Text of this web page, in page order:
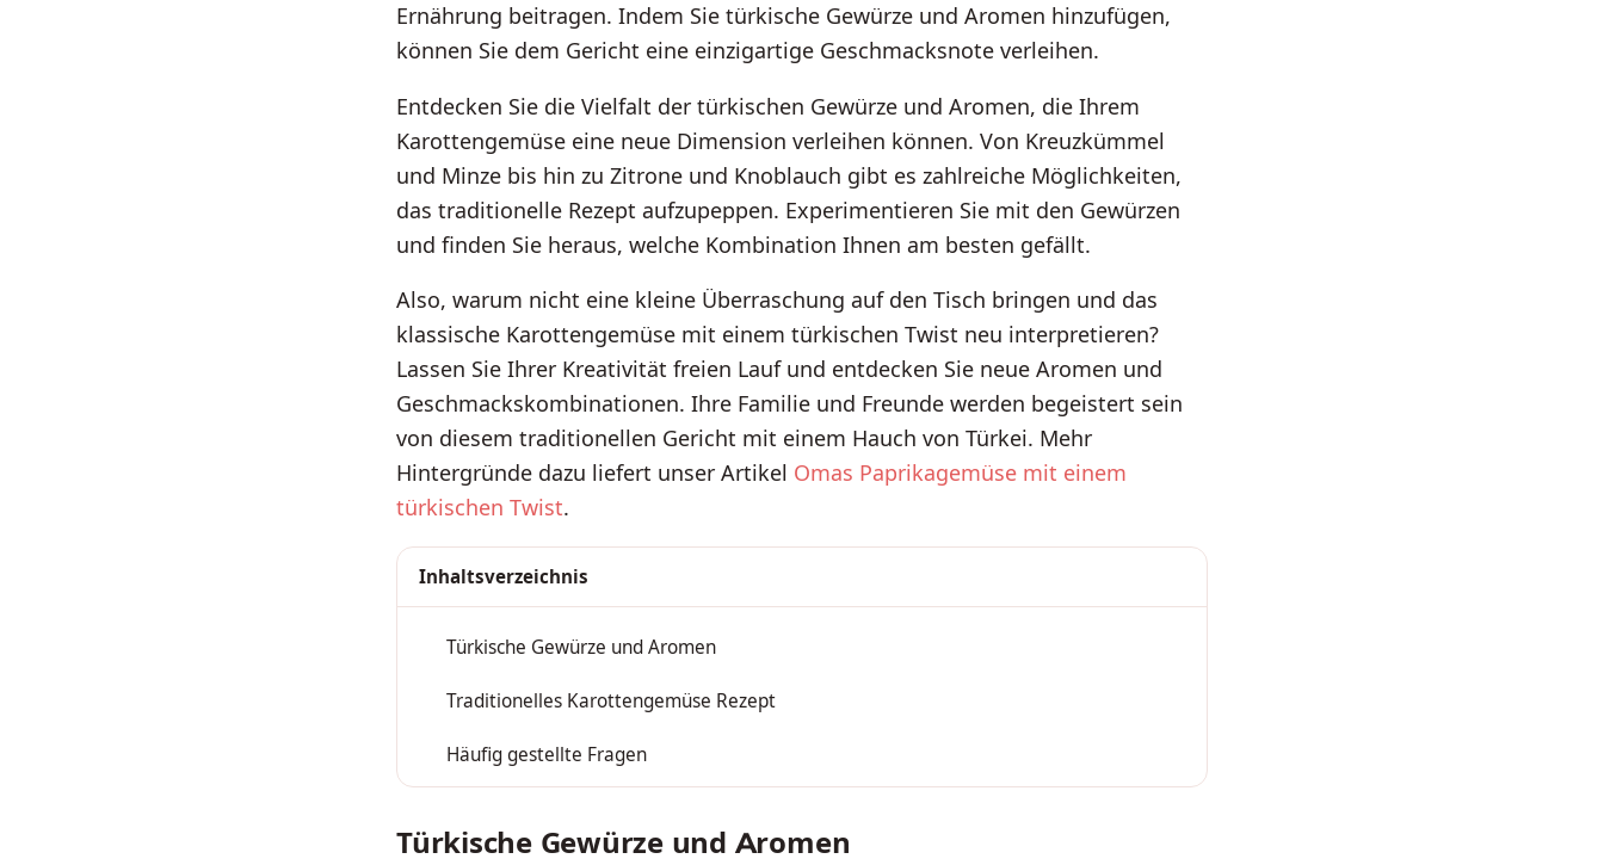
Ernährung beitragen. Indem Sie türkische Gewürze und Aromen hinzufügen,
können Sie dem Gericht eine einzigartige Geschmacksnote verleihen.
Entdecken Sie die Vielfalt der türkischen Gewürze und Aromen, die Ihrem
Karottengemüse eine neue Dimension verleihen können. Von Kreuzkümmel
und Minze bis hin zu Zitrone und Knoblauch gibt es zahlreiche Möglichkeiten,
das traditionelle Rezept aufzupeppen. Experimentieren Sie mit den Gewürzen
und finden Sie heraus, welche Kombination Ihnen am besten gefällt.
Also, warum nicht eine kleine Überraschung auf den Tisch bringen und das
klassische Karottengemüse mit einem türkischen Twist neu interpretieren?
Lassen Sie Ihrer Kreativität freien Lauf und entdecken Sie neue Aromen und
Geschmackskombinationen. Ihre Familie und Freunde werden begeistert sein
von diesem traditionellen Gericht mit einem Hauch von Türkei. Mehr
Hintergründe dazu liefert unser Artikel Omas Paprikagemüse mit einem
türkischen Twist.
Inhaltsverzeichnis
Türkische Gewürze und Aromen
Traditionelles Karottengemüse Rezept
Häufig gestellte Fragen
Türkische Gewürze und Aromen